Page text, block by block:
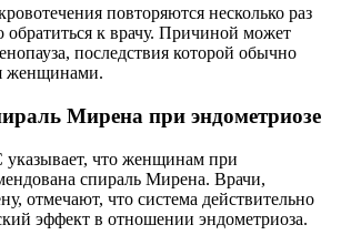
повторяются несколько раз
обратиться к врачу. Причиной может
последствия которой обычно
женщинами.
Мирена при эндометриозе
что женщинам при
спираль Мирена. Врачи,
отмечают, что система действительно
эффект в отношении эндометриоза.